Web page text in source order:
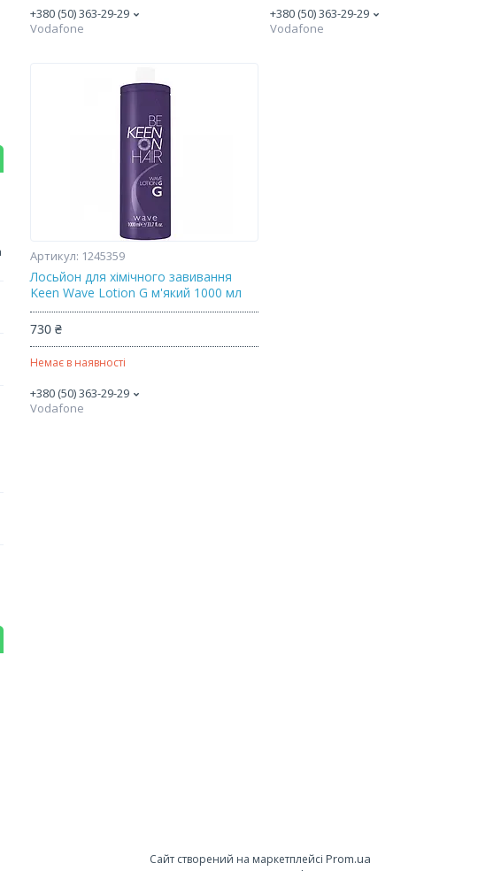
+380 (50) 363-29-29
Vodafone
+380 (50) 363-29-29
Vodafone
1245359
Лосьйон для хімічного завивання
Keen Wave Lotion G м'який 1000 мл
730 ₴
Немає в наявності
+380 (50) 363-29-29
Vodafone
Сайт створений на маркетплейсі Prom.ua